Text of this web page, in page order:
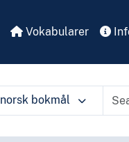
Vokabularer
norsk bokmål